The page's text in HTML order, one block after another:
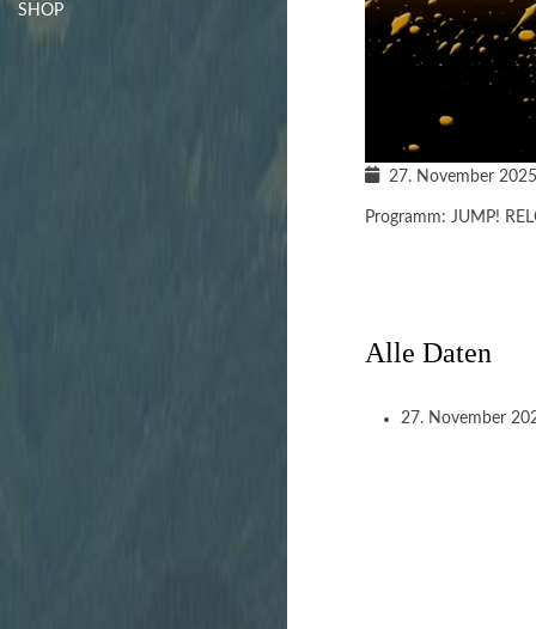
SHOP
27. November 2025
Programm: JUMP!
Alle Daten
27. November